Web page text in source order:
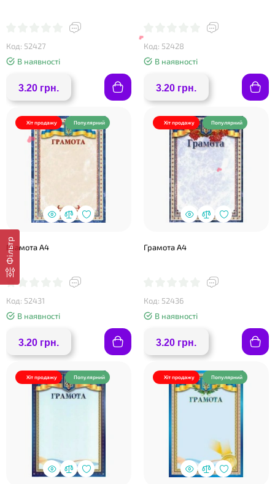
Фільтр
Код: 52427
В наявності
3.20 грн.
Код: 52428
В наявності
3.20 грн.
Хіт продажу Популярний
Грамота А4
Код: 52431
В наявності
3.20 грн.
Хіт продажу Популярний
Грамота А4
Код: 52436
В наявності
3.20 грн.
Хіт продажу Популярний Хіт продажу Популярний